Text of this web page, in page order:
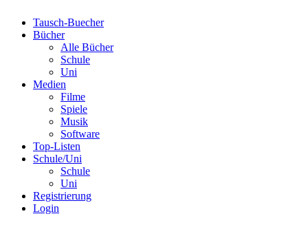
Tausch-Buecher
Bücher
Alle Bücher
Schule
Uni
Medien
Filme
Spiele
Musik
Software
Top-Listen
Schule/Uni
Schule
Uni
Registrierung
Login